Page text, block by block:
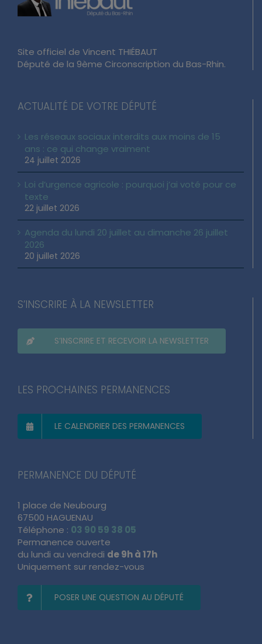
Site officiel de Vincent THIÉBAUT
Député de la 9ème Circonscription du Bas-Rhin.
ACTUALITÉ DE VOTRE DÉPUTÉ
Les réseaux sociaux interdits aux moins de 15
ans : ce qui change vraiment
24 juillet 2026
Loi d’urgence agricole : pourquoi j’ai voté pour ce
texte
22 juillet 2026
Agenda du lundi 20 juillet au dimanche 26 juillet
2026
20 juillet 2026
S’INSCRIRE À LA NEWSLETTER
S’INSCRIRE ET RECEVOIR LA NEWSLETTER
LES PROCHAINES PERMANENCES
LE CALENDRIER DES PERMANENCES
PERMANENCE DU DÉPUTÉ
1 place de Neubourg
67500 HAGUENAU
Téléphone : 03 90 59 38 05
Permanence ouverte
du lundi au vendredi de 9h à 17h
Uniquement sur rendez-vous
POSER UNE QUESTION AU DÉPUTÉ